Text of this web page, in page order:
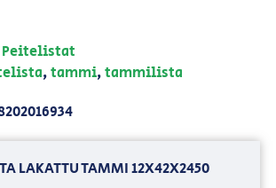
Peitelistat
,tammi,tammilista
LAKATTU TAMMI 12X42X2450